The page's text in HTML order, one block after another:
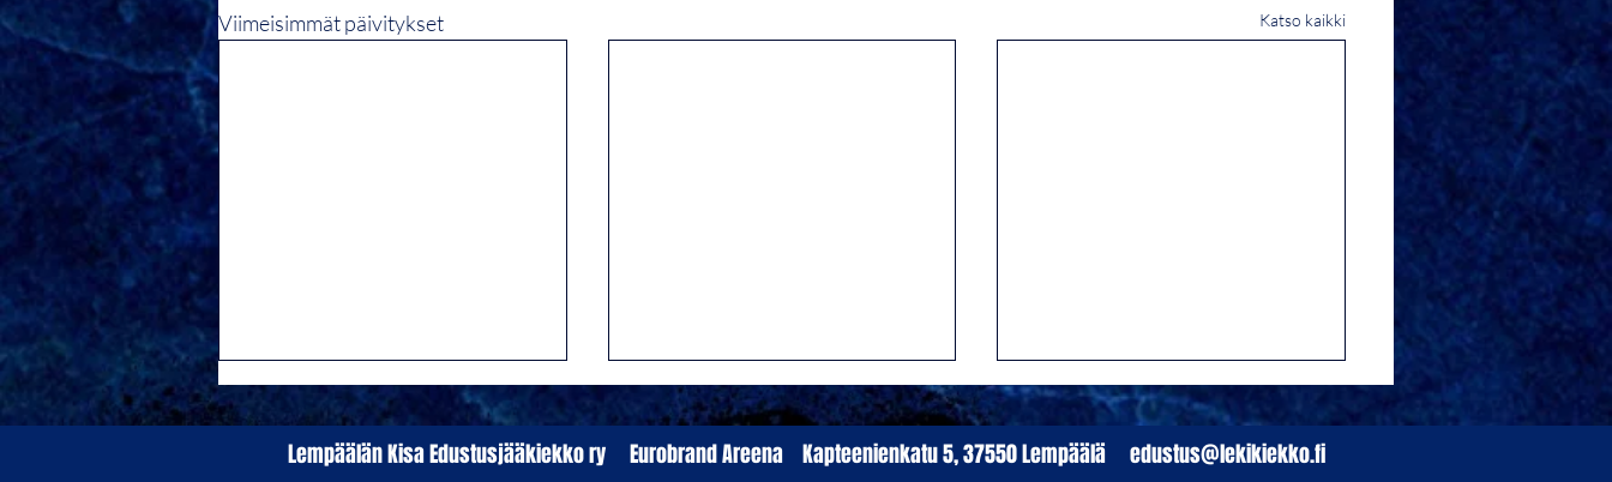
Viimeisimmät päivitykset Katso kaikki
Lempäälän Kisa Edustusjääkiekko ry Eurobrand Areena Kapteenienkatu 5, 37550 Lempäälä edustus@lekikiekko.fi